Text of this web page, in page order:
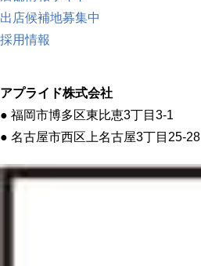
出店候補地募集中
採用情報
アプライド株式会社
● 福岡市博多区東比恵3丁目3-1
● 名古屋市西区上名古屋3丁目25-28